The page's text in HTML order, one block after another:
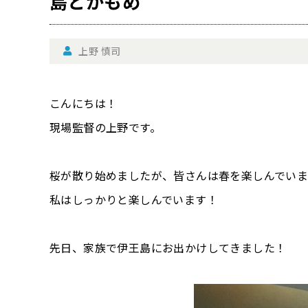
上野 慎司
こんにちは！
現場監督の上野です。
桜が散り始めましたが、皆さんは春を楽しんでい
私はしっかりと楽しんでいます！
先日、家族で伊王島にお出かけしてきました！